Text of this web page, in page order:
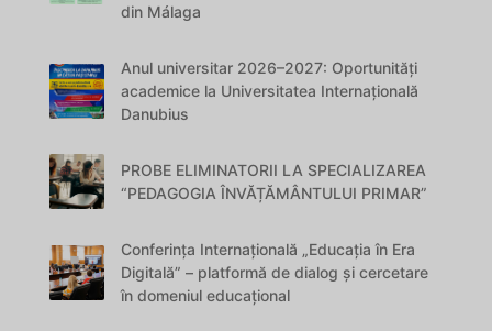
din Málaga
Anul universitar 2026–2027: Oportunități
academice la Universitatea Internațională
Danubius
PROBE ELIMINATORII LA SPECIALIZAREA
“PEDAGOGIA ÎNVĂȚĂMÂNTULUI PRIMAR”
Conferința Internațională „Educația în Era
Digitală” – platformă de dialog și cercetare
în domeniul educațional